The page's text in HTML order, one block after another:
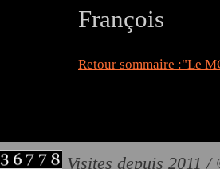
François
Retour sommaire :"Le
Visites depuis 2011